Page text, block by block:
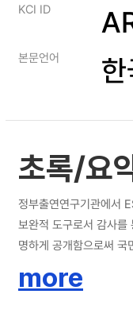
KCI ID
본문언어
초록/요
정부출연연구기관에서
보완적 도구로서 감사
명하게 공개함으로써
확대와 내실화를 위해
more